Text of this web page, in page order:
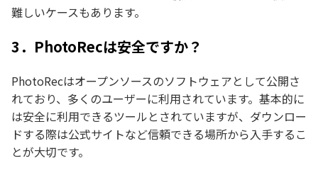
難しいケースもあります。
3．PhotoRecは安全ですか？
PhotoRecはオープンソースのソフトウェアとして公開さ
れており、多くのユーザーに利用されています。基本的に
は安全に利用できるツールとされていますが、ダウンロー
ドする際は公式サイトなど信頼できる場所から入手するこ
とが大切です。